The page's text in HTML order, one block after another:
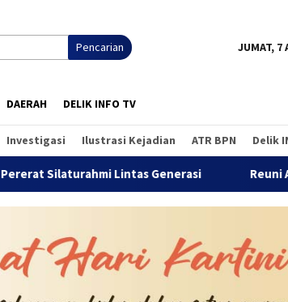
Pencarian JUMAT, 7
DAERAH DELIK INFO TV
Investigasi Ilustrasi Kejadian ATR BPN Delik
Lintas Generasi Reuni Akbar SMANDA